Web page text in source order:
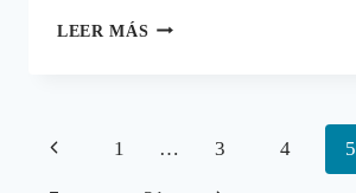
LEER MÁS DOS
EN
Navegación
de
Página
1 … 3 4 5